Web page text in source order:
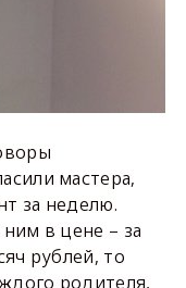
мастера,
за неделю.
в цене – за
рублей, то
родителя,